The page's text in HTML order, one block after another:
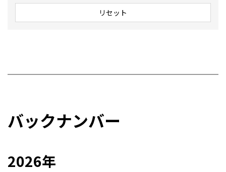
リセット
バックナンバー
2026年